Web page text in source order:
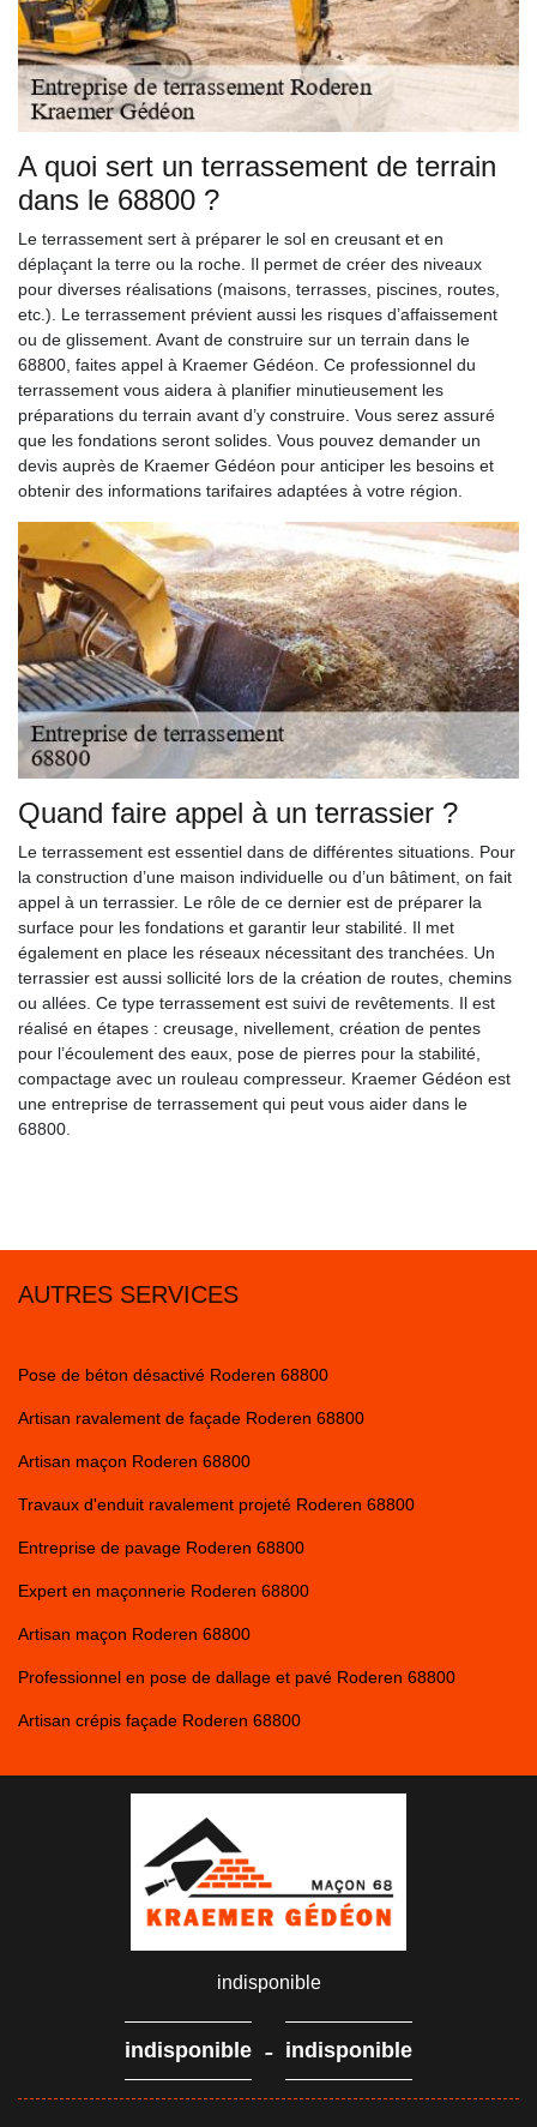
A quoi sert un terrassement de terrain
dans le 68800 ?
Le terrassement sert à préparer le sol en creusant et en
déplaçant la terre ou la roche. Il permet de créer des niveaux
pour diverses réalisations (maisons, terrasses, piscines, routes,
etc.). Le terrassement prévient aussi les risques d’affaissement
ou de glissement. Avant de construire sur un terrain dans le
68800, faites appel à Kraemer Gédéon. Ce professionnel du
terrassement vous aidera à planifier minutieusement les
préparations du terrain avant d’y construire. Vous serez assuré
que les fondations seront solides. Vous pouvez demander un
devis auprès de Kraemer Gédéon pour anticiper les besoins et
obtenir des informations tarifaires adaptées à votre région.
Quand faire appel à un terrassier ?
Le terrassement est essentiel dans de différentes situations. Pour
la construction d’une maison individuelle ou d’un bâtiment, on fait
appel à un terrassier. Le rôle de ce dernier est de préparer la
surface pour les fondations et garantir leur stabilité. Il met
également en place les réseaux nécessitant des tranchées. Un
terrassier est aussi sollicité lors de la création de routes, chemins
ou allées. Ce type terrassement est suivi de revêtements. Il est
réalisé en étapes : creusage, nivellement, création de pentes
pour l’écoulement des eaux, pose de pierres pour la stabilité,
compactage avec un rouleau compresseur. Kraemer Gédéon est
une entreprise de terrassement qui peut vous aider dans le
68800.
AUTRES SERVICES
Pose de béton désactivé Roderen 68800
Artisan ravalement de façade Roderen 68800
Artisan maçon Roderen 68800
Travaux d'enduit ravalement projeté Roderen 68800
Entreprise de pavage Roderen 68800
Expert en maçonnerie Roderen 68800
Artisan maçon Roderen 68800
Professionnel en pose de dallage et pavé Roderen 68800
Artisan crépis façade Roderen 68800
indisponible
indisponible - indisponible